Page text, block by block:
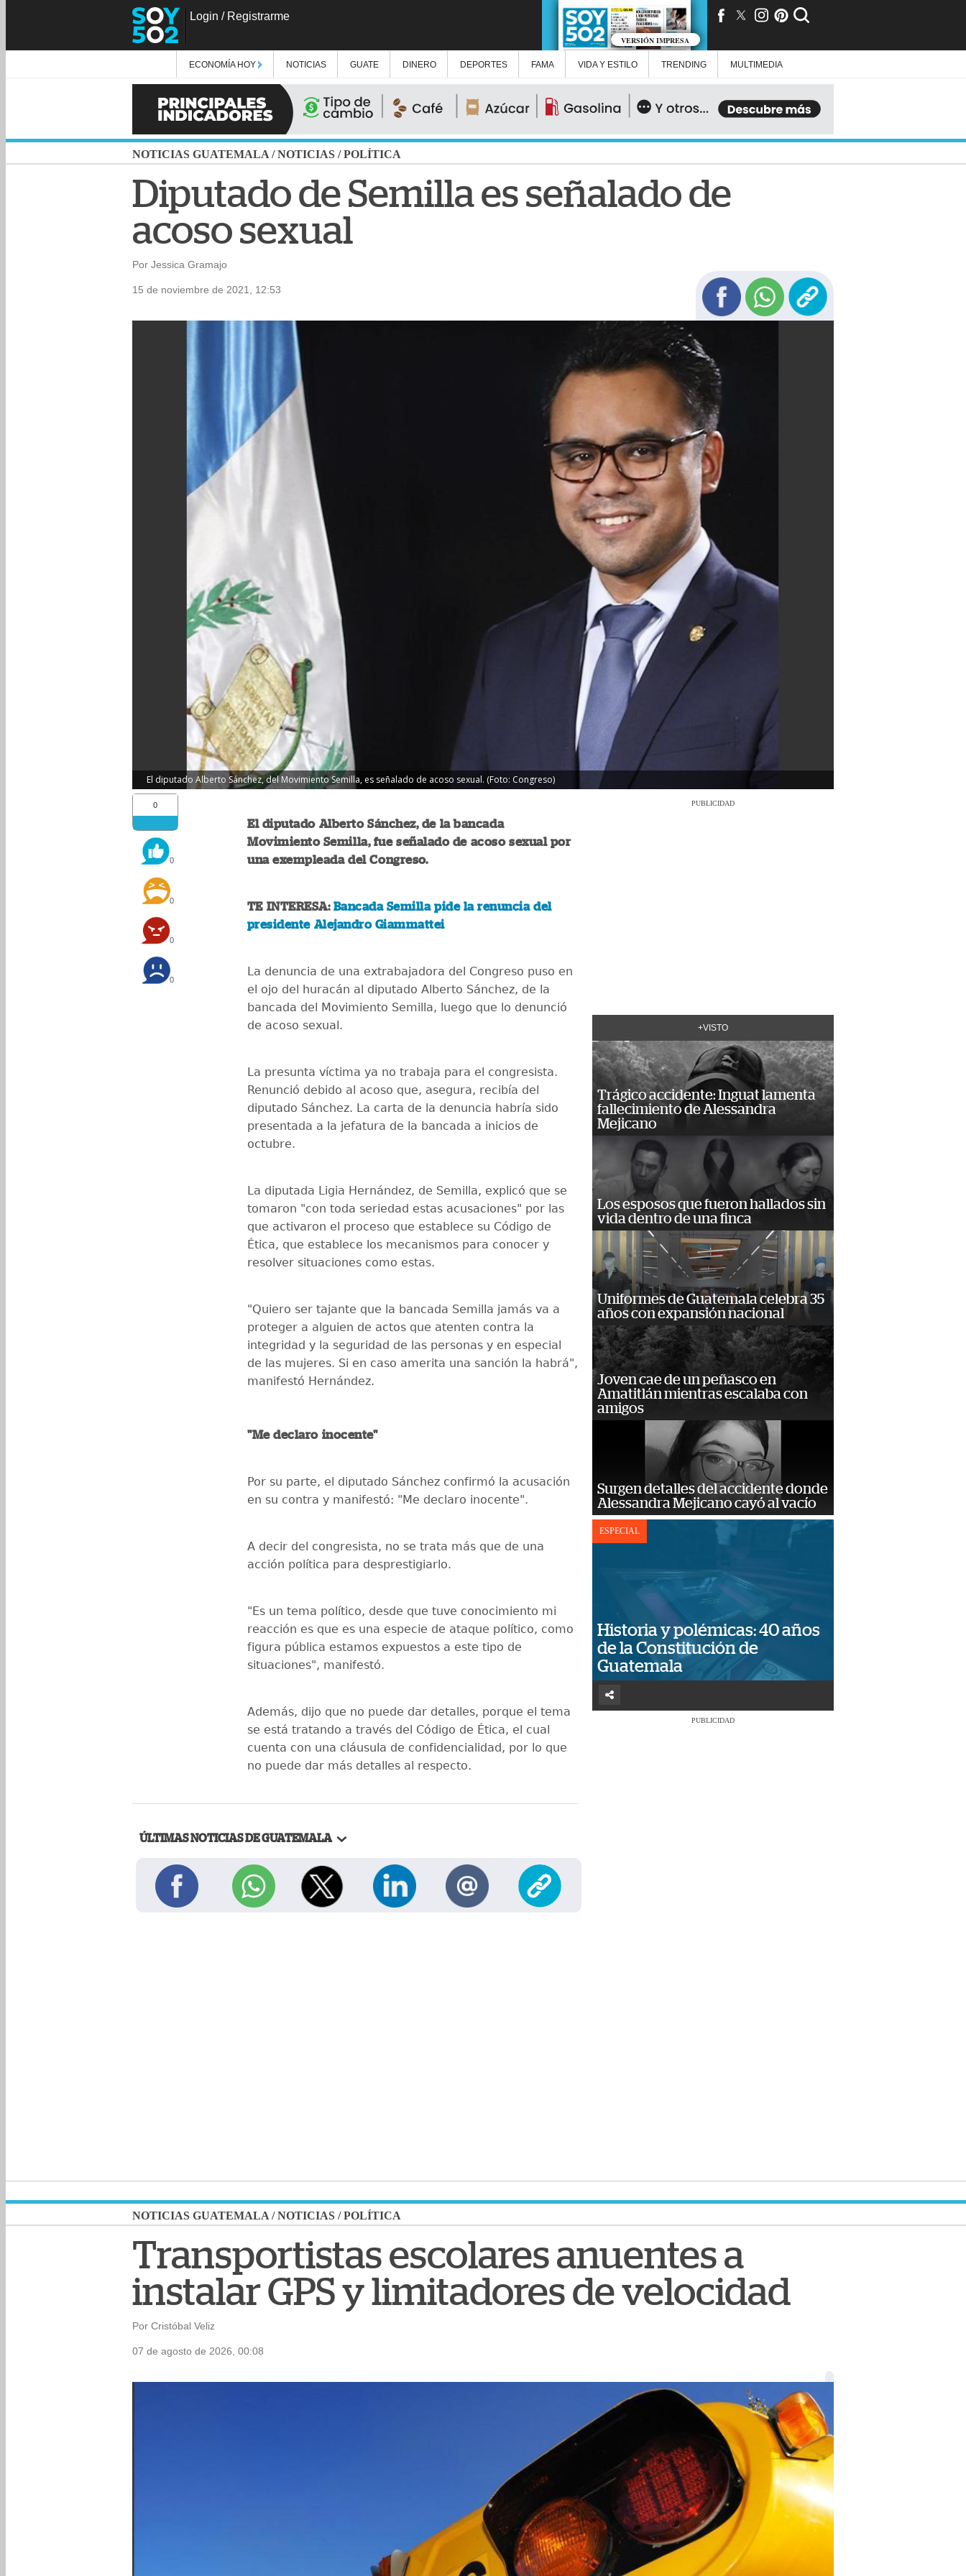
Login / Registrarme
VERSIÓN IMPRESA
ECONOMÍA HOY NOTICIAS GUATE DINERO DEPORTES FAMA VIDA Y ESTILO TRENDING MULTIMEDIA
NOTICIAS GUATEMALA /NOTICIAS /POLÍTICA
Diputado de Semilla es señalado de
acoso sexual
Por Jessica Gramajo
15 de noviembre de 2021, 12:53
El diputado Alberto Sánchez, del Movimiento Semilla, es señalado de acoso sexual. (Foto: Congreso)
0
0
0
0
0
El diputado Alberto Sánchez, de la bancada
Movimiento Semilla, fue señalado de acoso sexual por
una exempleada del Congreso.
TE INTERESA: Bancada Semilla pide la renuncia del
presidente Alejandro Giammattei
La denuncia de una extrabajadora del Congreso puso en
el ojo del huracán al diputado Alberto Sánchez, de la
bancada del Movimiento Semilla, luego que lo denunció
de acoso sexual.
La presunta víctima ya no trabaja para el congresista.
Renunció debido al acoso que, asegura, recibía del
diputado Sánchez. La carta de la denuncia habría sido
presentada a la jefatura de la bancada a inicios de
octubre.
La diputada Ligia Hernández, de Semilla, explicó que se
tomaron "con toda seriedad estas acusaciones" por las
que activaron el proceso que establece su Código de
Ética, que establece los mecanismos para conocer y
resolver situaciones como estas.
"Quiero ser tajante que la bancada Semilla jamás va a
proteger a alguien de actos que atenten contra la
integridad y la seguridad de las personas y en especial
de las mujeres. Si en caso amerita una sanción la habrá",
manifestó Hernández.
"Me declaro inocente"
Por su parte, el diputado Sánchez confirmó la acusación
en su contra y manifestó: "Me declaro inocente".
A decir del congresista, no se trata más que de una
acción política para desprestigiarlo.
"Es un tema político, desde que tuve conocimiento mi
reacción es que es una especie de ataque político, como
figura pública estamos expuestos a este tipo de
situaciones", manifestó.
Además, dijo que no puede dar detalles, porque el tema
se está tratando a través del Código de Ética, el cual
cuenta con una cláusula de confidencialidad, por lo que
no puede dar más detalles al respecto.
ÚLTIMAS NOTICIAS DE GUATEMALA
PUBLICIDAD
+VISTO
Trágico accidente: Inguat lamenta
fallecimiento de Alessandra
Mejicano
Los esposos que fueron hallados sin
vida dentro de una finca
Uniformes de Guatemala celebra 35
años con expansión nacional
Joven cae de un peñasco en
Amatitlán mientras escalaba con
amigos
Surgen detalles del accidente donde
Alessandra Mejicano cayó al vacío
ESPECIAL
Historia y polémicas: 40 años
de la Constitución de
Guatemala
PUBLICIDAD
NOTICIAS GUATEMALA /NOTICIAS /POLÍTICA
Transportistas escolares anuentes a
instalar GPS y limitadores de velocidad
Por Cristóbal Veliz
07 de agosto de 2026, 00:08